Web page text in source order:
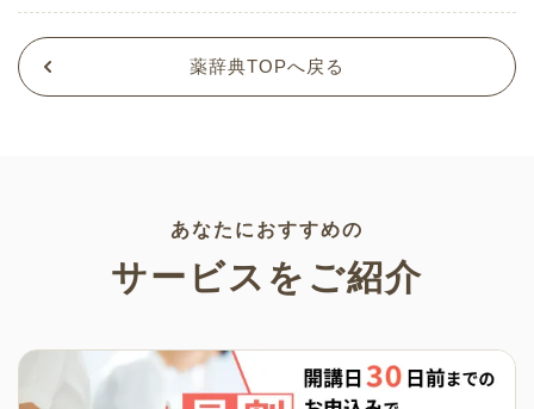
薬辞典TOPへ戻る
あなたにおすすめの
サービスをご紹介